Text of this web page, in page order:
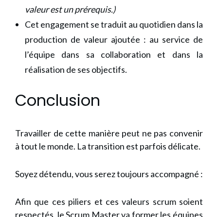
valeur est un prérequis.)
Cet engagement se traduit au quotidien dans la
production de valeur ajoutée : au service de
l’équipe dans sa collaboration et dans la
réalisation de ses objectifs.
Conclusion
Travailler de cette manière peut ne pas convenir
à tout le monde. La transition est parfois délicate.
Soyez détendu, vous serez toujours accompagné :
Afin que ces piliers et ces valeurs scrum soient
respectés, le Scrum Master va former les équipes